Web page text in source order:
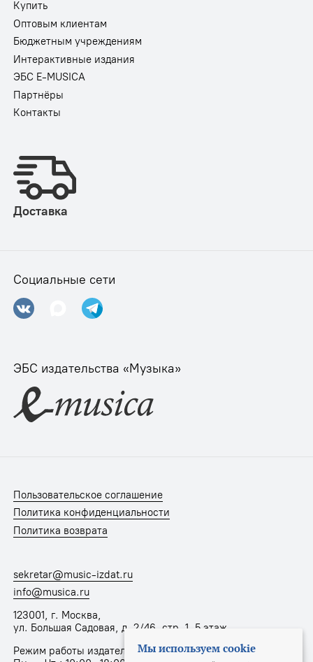
Купить
Оптовым клиентам
Бюджетным учреждениям
Интерактивные издания
ЭБС E-MUSICA
Партнёры
Контакты
Доставка
Социальные сети
ЭБС издательства «Музыка»
Пользовательское соглашение
Политика конфиденциальности
Политика возврата
sekretar@music-izdat.ru
info@musica.ru
123001, г. Москва,
ул. Большая Садовая, д. 2/46, стр. 1, 5 этаж
Режим работы издательства:Мы используем cookie